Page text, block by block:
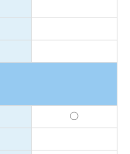
〇